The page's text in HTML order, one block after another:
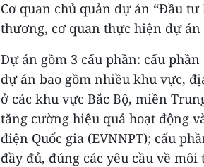
Cơ quan chủ quản dự án “Đầu
thương, cơ quan thực hiện dự án
Dự án gồm 3 cấu phần: cấu
dự án bao gồm nhiều khu vực,
ở các khu vực Bắc Bộ, miền
tăng cường hiệu quả hoạt động
điện Quốc gia (EVNNPT); cấu
đầy đủ, đúng các yêu cầu về